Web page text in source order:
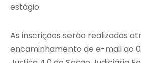
estágio.
As inscrições serão realizadas
encaminhamento de e-mail ao